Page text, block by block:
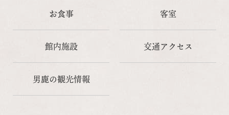
お食事 客室
館内施設 交通アクセス
男鹿の観光情報